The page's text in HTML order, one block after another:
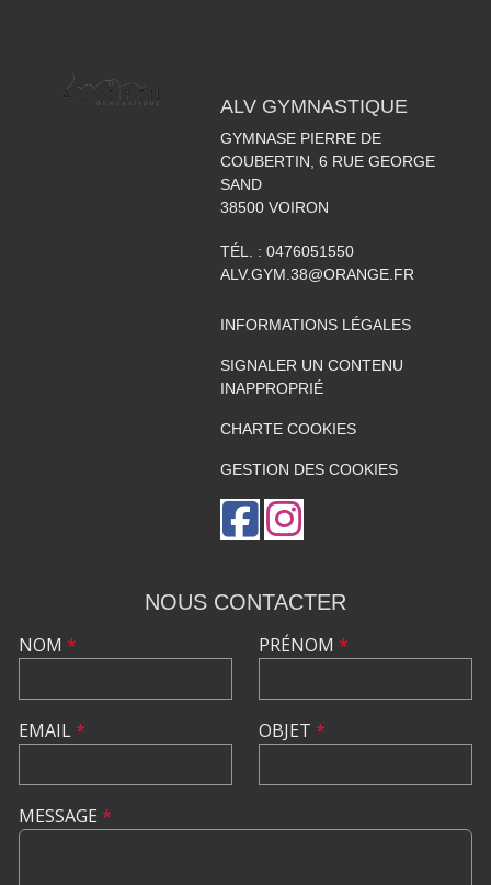
ALV GYMNASTIQUE
GYMNASE PIERRE DE
COUBERTIN, 6 RUE GEORGE
SAND
38500 VOIRON
TÉL. : 0476051550
ALV.GYM.38@ORANGE.FR
INFORMATIONS LÉGALES
SIGNALER UN CONTENU
INAPPROPRIÉ
CHARTE COOKIES
GESTION DES COOKIES
NOUS CONTACTER
NOM *
EMAIL*
PRÉNOM *
OBJET *
MESSAGE *